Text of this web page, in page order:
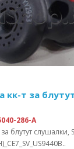
кк-т за
286-A
блутут слушалки,